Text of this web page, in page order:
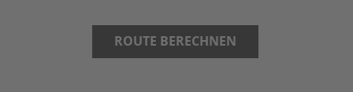
ROUTE BERECHNEN